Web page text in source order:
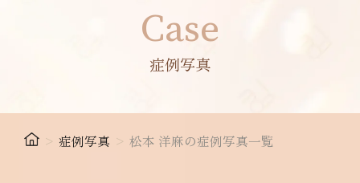
Case
症例写真
> 症例写真 > 松本 洋麻の症例写真一覧